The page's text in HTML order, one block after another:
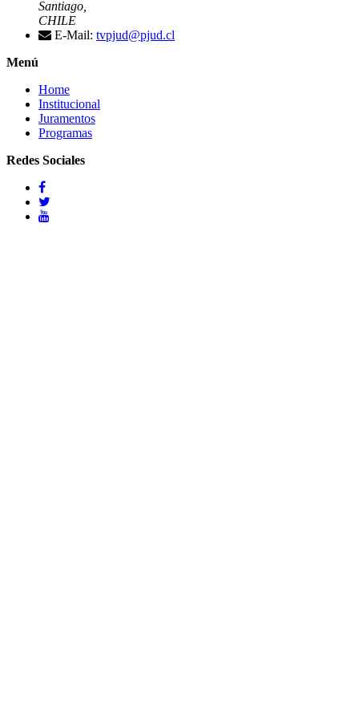
Santiago,
CHILE
E-Mail: tvpjud@pjud.cl
Menú
Home
Institucional
Juramentos
Programas
Redes Sociales